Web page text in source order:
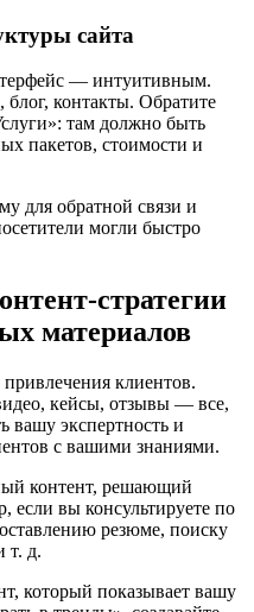
сайта
— интуитивным.
блог, контакты. Обратите
там должно быть
пакетов, стоимости и
для обратной связи и
могли быстро
стратегии
материалов
клиентов.
кейсы, отзывы — все,
вашу экспертность и
с вашими знаниями.
контент, решающий
вы консультируете по
резюме, поиску
т. д.
который показывает вашу